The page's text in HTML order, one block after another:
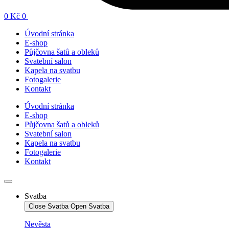
0 Kč 0
Úvodní stránka
E-shop
Půjčovna šatů a obleků
Svatební salon
Kapela na svatbu
Fotogalerie
Kontakt
Úvodní stránka
E-shop
Půjčovna šatů a obleků
Svatební salon
Kapela na svatbu
Fotogalerie
Kontakt
Svatba
Close Svatba Open Svatba
Nevěsta